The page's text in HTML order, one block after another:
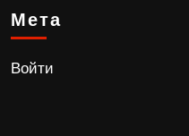
Мета
Войти